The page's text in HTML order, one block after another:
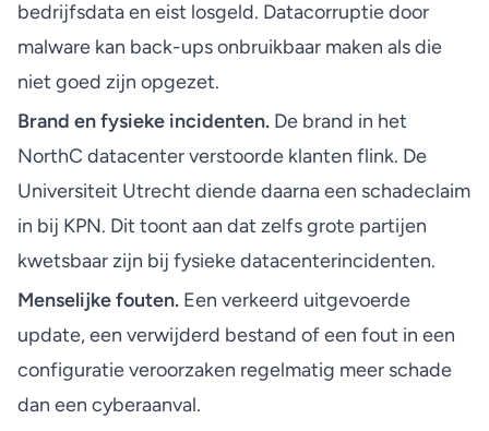
bedrijfsdata en eist losgeld. Datacorruptie door
malware kan back-ups onbruikbaar maken als die
niet goed zijn opgezet.
Brand en fysieke incidenten. De brand in het
NorthC datacenter verstoorde klanten flink. De
Universiteit Utrecht diende daarna een schadeclaim
in bij KPN. Dit toont aan dat zelfs grote partijen
kwetsbaar zijn bij fysieke datacenterincidenten.
Menselijke fouten. Een verkeerd uitgevoerde
update, een verwijderd bestand of een fout in een
configuratie veroorzaken regelmatig meer schade
dan een cyberaanval.